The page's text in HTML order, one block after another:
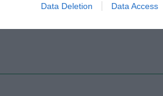
Data Deletion Data Access